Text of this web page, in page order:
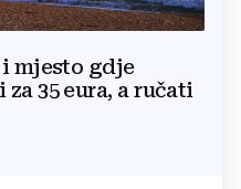
mjesto gdje
35 eura, a ručati